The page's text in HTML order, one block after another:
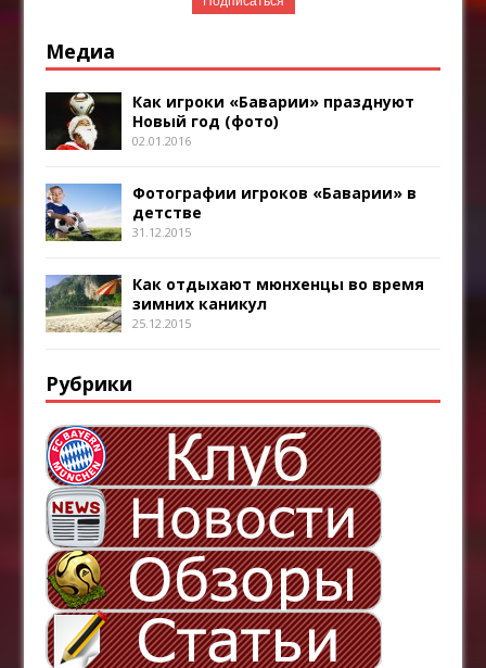
Медиа
Как игроки «Баварии» празднуют
Новый год (фото)
02.01.2016
Фотографии игроков «Баварии» в
детстве
31.12.2015
Как отдыхают мюнхенцы во время
зимних каникул
25.12.2015
Рубрики